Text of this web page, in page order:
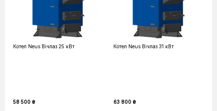
Котел Neus Вічлаз 25 кВт
58 500 ₴
Котел Neus Вічлаз 31 кВт
63 800 ₴